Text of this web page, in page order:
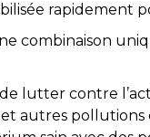
rapidement
combinaison
lutter contre
autres pollutions